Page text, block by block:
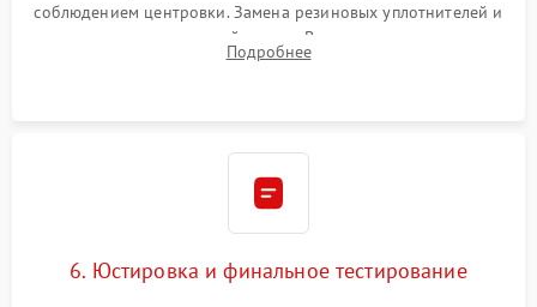
соблюдением центровки. Замена резиновых уплотнителей и
нанесение влагозащитной смазки. Вакуумирование корпуса
и заполнение его осушенным азотом или аргоном для
Подробнее
6. Юстировка и финальное тестирование